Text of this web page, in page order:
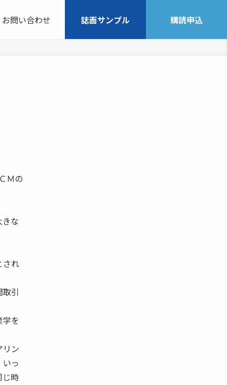
お問い合わせ 誌面サンプル 購読申込
Ｍの
な
され
引
を
リン
っ
じ時